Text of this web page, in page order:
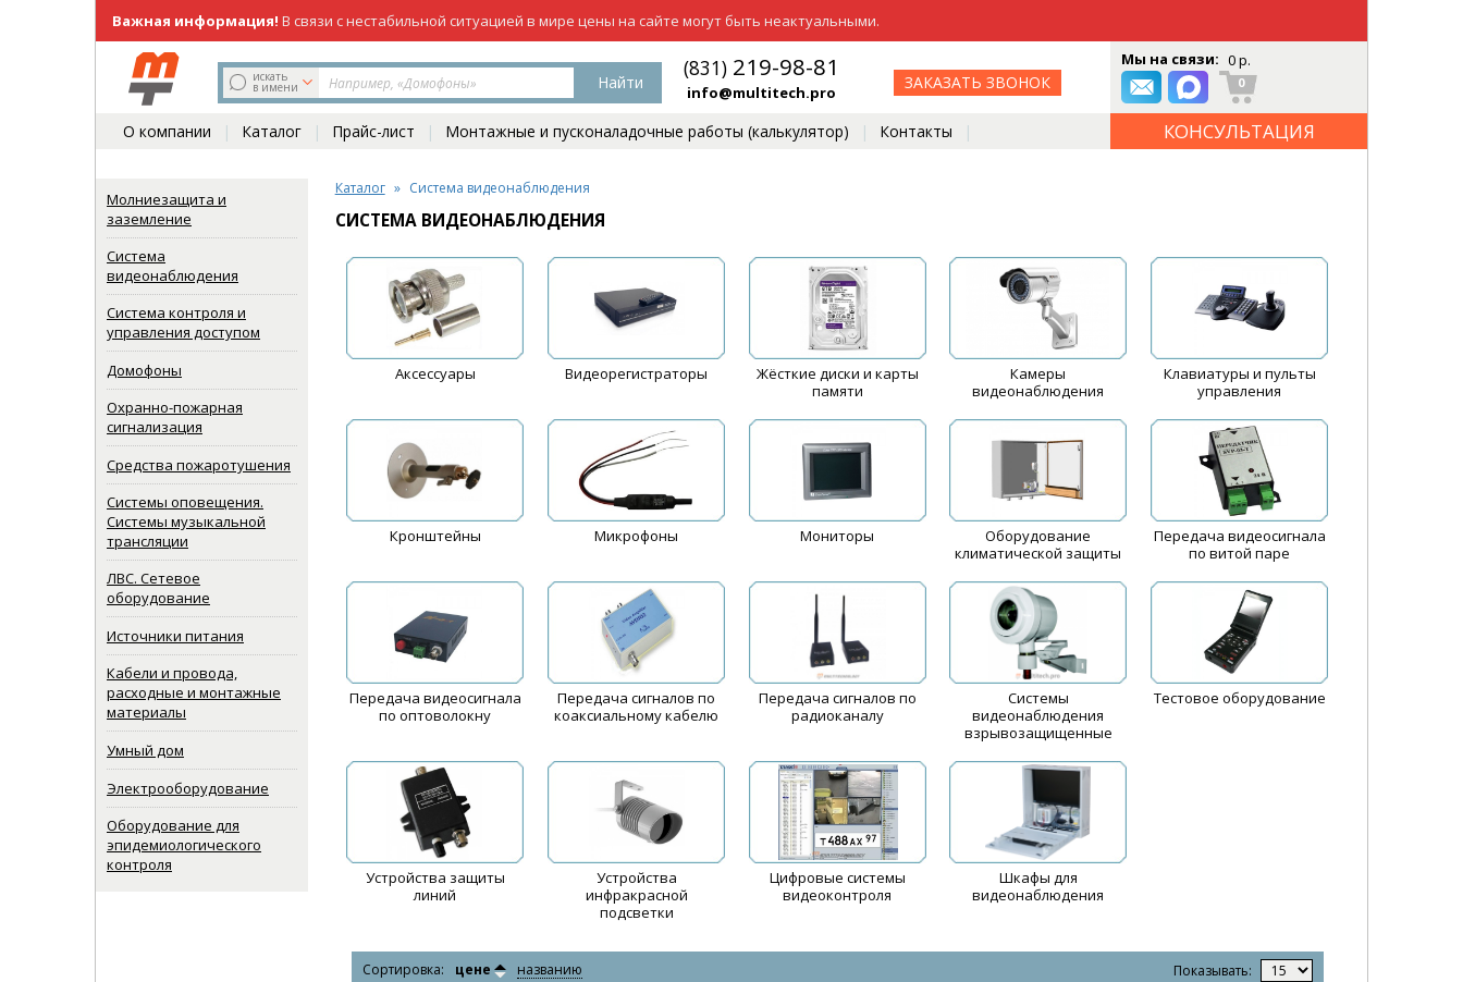
Важная информация! В связи с нестабильной ситуацией в мире цены на сайте могут быть неактуальными.
(831)219-98-81
искать
в имени Найти
(831) 219-98-81
info@multitech.pro
ЗАКАЗАТЬ ЗВОНОК
Мы на связи: 0 р.
0
О компании Каталог Прайс-лист Монтажные и пусконаладочные работы (калькулятор) Контакты
КОНСУЛЬТАЦИЯ
Молниезащита и
заземление
Система
видеонаблюдения
Система контроля и
управления доступом
Домофоны
Охранно-пожарная
сигнализация
Средства пожаротушения
Системы оповещения.
Системы музыкальной
трансляции
ЛВС. Сетевое
оборудование
Источники питания
Кабели и провода,
расходные и монтажные
материалы
Умный дом
Электрооборудование
Оборудование для
эпидемиологического
контроля
Каталог Система видеонаблюдения
СИСТЕМА ВИДЕОНАБЛЮДЕНИЯ
Аксессуары Видеорегистраторы
Жёсткие диски и карты
памяти
Камеры
видеонаблюдения
Клавиатуры и пульты
управления
Кронштейны Микрофоны Мониторы
Оборудование
климатической защиты
Передача видеосигнала
по витой паре
Передача видеосигнала
по оптоволокну
Передача сигналов по
коаксиальному кабелю
Передача сигналов по
радиоканалу
Системы
видеонаблюдения
взрывозащищенные
Тестовое оборудование
Устройства защиты
линий
Устройства
инфракрасной
подсветки
Цифровые системы
видеоконтроля
Шкафы для
видеонаблюдения
Сортировка: цене названию Показывать: